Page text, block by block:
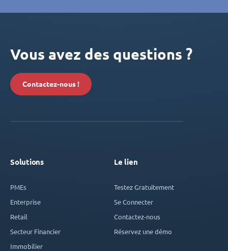
Vous avez des questions ?
Contactez-nous !
Solutions
PMEs
Enterprise
Retail
Secteur Financier
Immobilier
Le lien
Testez Gratuitement
Se Connecter
Contactez-nous
Réservez une démo